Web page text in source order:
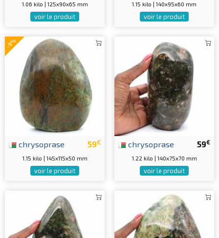
1.06 kilo | 125x90x65 mm
voir le produit
1.15 kilo | 140x95x60 mm
voir le produit
-9%
59€
chrysoprase
1.15 kilo | 145x115x50 mm
voir le produit
59€
chrysoprase
1.22 kilo | 140x75x70 mm
voir le produit